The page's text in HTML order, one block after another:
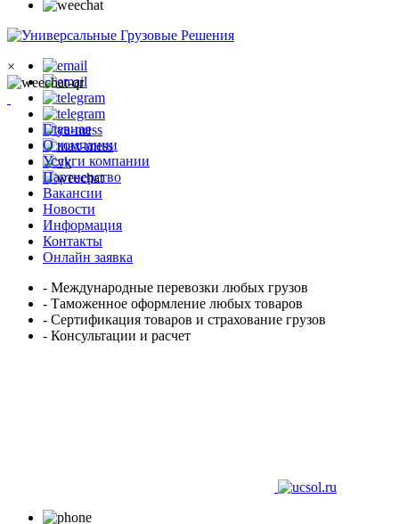
×
Главная
О компании
Услуги компании
Партнерство
Вакансии
Новости
Информация
Контакты
Онлайн заявка
- Международные перевозки любых грузов
- Таможенное оформление любых товаров
- Сертификация товаров и страхование грузов
- Консультации и расчет